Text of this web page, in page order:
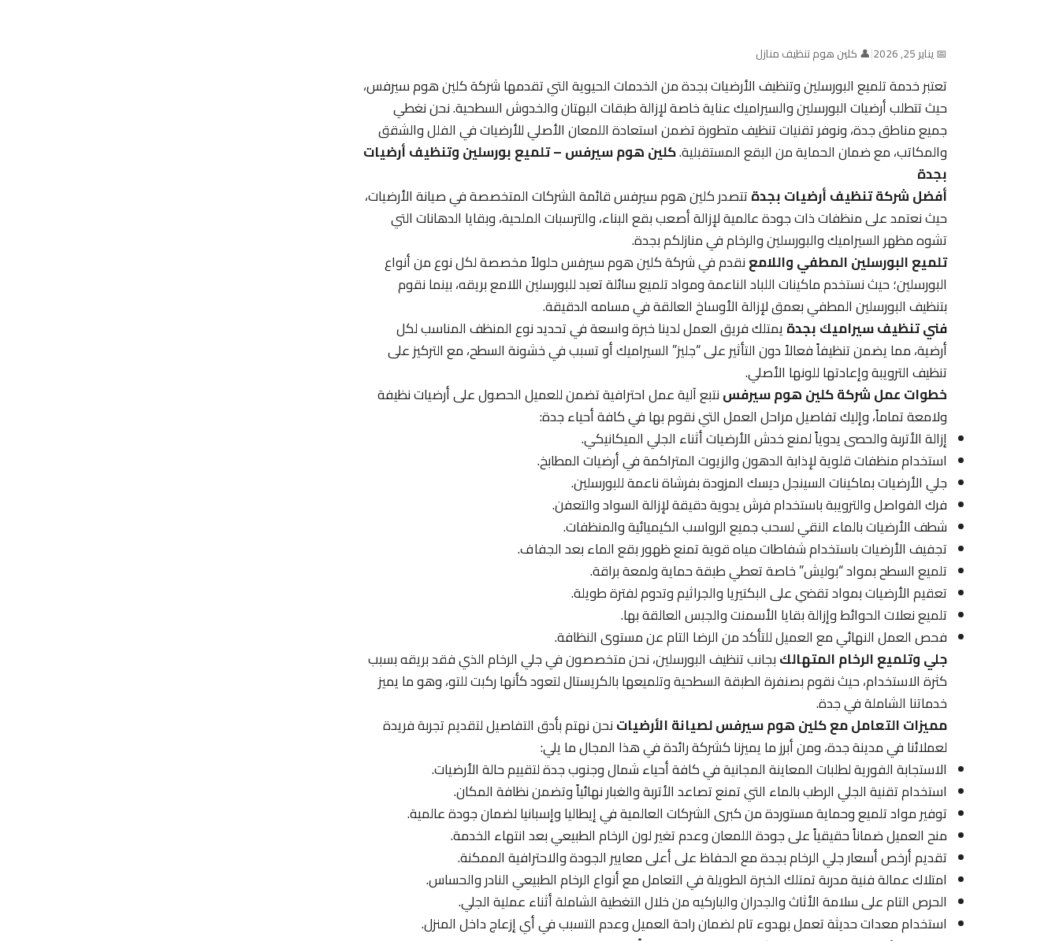
📅 يناير 25, 2026 |👤 كلين هوم تنظيف منازل
تعتبر خدمة تلميع البورسلين وتنظيف الأرضيات بجدة من الخدمات الحيوية التي تقدمها شركة كلين هوم سيرفس،
حيث تتطلب أرضيات البورسلين والسيراميك عناية خاصة لإزالة طبقات البهتان والخدوش السطحية. نحن نغطي
جميع مناطق جدة، ونوفر تقنيات تنظيف متطورة تضمن استعادة اللمعان الأصلي للأرضيات في الفلل والشقق
والمكاتب، مع ضمان الحماية من البقع المستقبلية.كلين هوم سيرفس – تلميع بورسلين وتنظيف أرضيات
بجدة
أفضل شركة تنظيف أرضيات بجدةتتصدر كلين هوم سيرفس قائمة الشركات المتخصصة في صيانة الأرضيات،
حيث نعتمد على منظفات ذات جودة عالمية لإزالة أصعب بقع البناء، والترسبات الملحية، وبقايا الدهانات التي
تشوه مظهر السيراميك والبورسلين والرخام في منازلكم بجدة.
تلميع البورسلين المطفي واللامعنقدم في شركة كلين هوم سيرفس حلولاً مخصصة لكل نوع من أنواع
البورسلين؛ حيث نستخدم ماكينات اللباد الناعمة ومواد تلميع سائلة تعيد للبورسلين اللامع بريقه، بينما نقوم
بتنظيف البورسلين المطفي بعمق لإزالة الأوساخ العالقة في مسامه الدقيقة.
فني تنظيف سيراميك بجدةيمتلك فريق العمل لدينا خبرة واسعة في تحديد نوع المنظف المناسب لكل
أرضية، مما يضمن تنظيفاً فعالاً دون التأثير على “جليز” السيراميك أو تسبب في خشونة السطح، مع التركيز على
تنظيف الترويبة وإعادتها للونها الأصلي.
خطوات عمل شركة كلين هوم سيرفسنتبع آلية عمل احترافية تضمن للعميل الحصول على أرضيات نظيفة
ولامعة تماماً، وإليك تفاصيل مراحل العمل التي نقوم بها في كافة أحياء جدة:
إزالة الأتربة والحصى يدوياً لمنع خدش الأرضيات أثناء الجلي الميكانيكي.
استخدام منظفات قلوية لإذابة الدهون والزيوت المتراكمة في أرضيات المطابخ.
جلي الأرضيات بماكينات السينجل ديسك المزودة بفرشاة ناعمة للبورسلين.
فرك الفواصل والترويبة باستخدام فرش يدوية دقيقة لإزالة السواد والتعفن.
شطف الأرضيات بالماء النقي لسحب جميع الرواسب الكيميائية والمنظفات.
تجفيف الأرضيات باستخدام شفاطات مياه قوية تمنع ظهور بقع الماء بعد الجفاف.
تلميع السطح بمواد “بوليش” خاصة تعطي طبقة حماية ولمعة براقة.
تعقيم الأرضيات بمواد تقضي على البكتيريا والجراثيم وتدوم لفترة طويلة.
تلميع نعلات الحوائط وإزالة بقايا الأسمنت والجبس العالقة بها.
فحص العمل النهائي مع العميل للتأكد من الرضا التام عن مستوى النظافة.
جلي وتلميع الرخام المتهالكبجانب تنظيف البورسلين، نحن متخصصون في جلي الرخام الذي فقد بريقه بسبب
كثرة الاستخدام، حيث نقوم بصنفرة الطبقة السطحية وتلميعها بالكريستال لتعود كأنها ركبت للتو، وهو ما يميز
خدماتنا الشاملة في جدة.
مميزات التعامل مع كلين هوم سيرفس لصيانة الأرضياتنحن نهتم بأدق التفاصيل لتقديم تجربة فريدة
لعملائنا في مدينة جدة، ومن أبرز ما يميزنا كشركة رائدة في هذا المجال ما يلي:
الاستجابة الفورية لطلبات المعاينة المجانية في كافة أحياء شمال وجنوب جدة لتقييم حالة الأرضيات.
استخدام تقنية الجلي الرطب بالماء التي تمنع تصاعد الأتربة والغبار نهائياً وتضمن نظافة المكان.
توفير مواد تلميع وحماية مستوردة من كبرى الشركات العالمية في إيطاليا وإسبانيا لضمان جودة عالمية.
منح العميل ضماناً حقيقياً على جودة اللمعان وعدم تغير لون الرخام الطبيعي بعد انتهاء الخدمة.
تقديم أرخص أسعار جلي الرخام بجدة مع الحفاظ على أعلى معايير الجودة والاحترافية الممكنة.
امتلاك عمالة فنية مدربة تمتلك الخبرة الطويلة في التعامل مع أنواع الرخام الطبيعي النادر والحساس.
الحرص التام على سلامة الأثاث والجدران والباركيه من خلال التغطية الشاملة أثناء عملية الجلي.
استخدام معدات حديثة تعمل بهدوء تام لضمان راحة العميل وعدم التسبب في أي إزعاج داخل المنزل.